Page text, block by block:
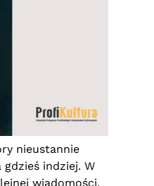
nieustannie
gdzieś indziej. W
wiadomości,